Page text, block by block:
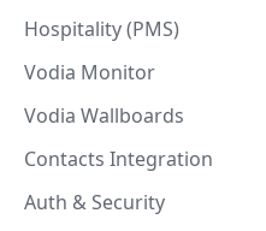
Hospitality (PMS)
Vodia Monitor
Vodia Wallboards
Contacts Integration
Auth & Security